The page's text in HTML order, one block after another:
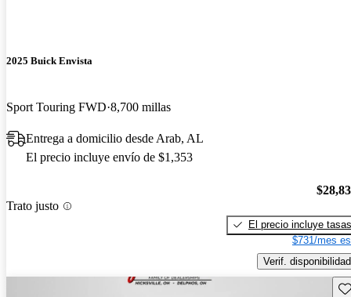
2025 Buick Envista
Sport Touring FWD 8,700 millas
Entrega a domicilio desde Arab, AL
El precio incluye envío de $1,353
Trato justo
El precio incluye tasas
$731/mes
Verif. disponibilidad